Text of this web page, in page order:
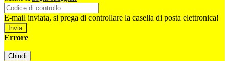
E-mail inviata, si prega di controllare la casella di posta elettronica!
Errore
Chiudi